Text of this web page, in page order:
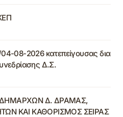
08-2026 κατεπείγουσας δια
Δ.Σ.
Δ. ΔΡΑΜΑΣ,
ΚΑΙ ΚΑΘΟΡΙΣΜΟΣ ΣΕΙΡΑΣ